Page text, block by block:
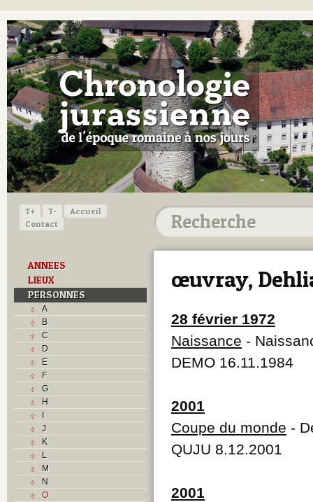
T+ T-
Accueil
Contact
ANNEES
LIEUX
PERSONNES
A
B
C
D
E
F
G
H
I
J
K
L
M
N
O
œuvray,
28 février 1972
Naissance -
DEMO 16.11.1984
2001
Coupe du monde -
QUJU 8.12.2001
2001